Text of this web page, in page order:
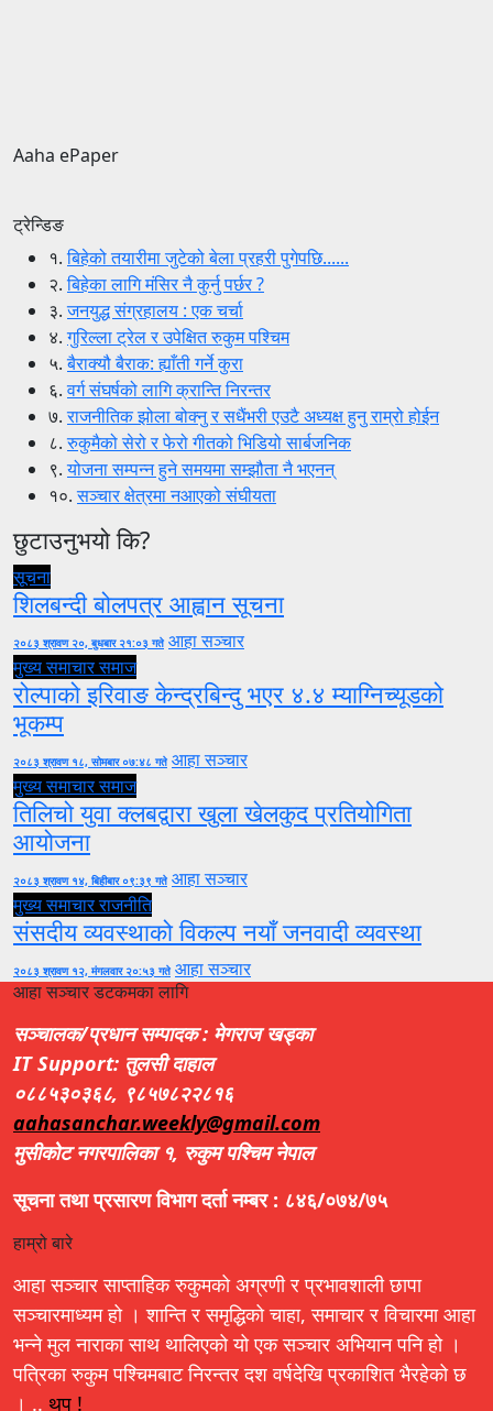
Aaha ePaper
ट्रेन्डिङ
१.बिहेको तयारीमा जुटेको बेला प्रहरी पुगेपछि......
२.बिहेका लागि मंसिर नै कुर्नु पर्छर ?
३.जनयुद्ध संग्रहालय : एक चर्चा
४.गुरिल्ला ट्रेल र उपेक्षित रुकुम पश्चिम
५.बैराक्यौ बैराक: ह्याँती गर्ने कुरा
६.वर्ग संघर्षको लागि क्रान्ति निरन्तर
७.राजनीतिक झोला बोक्नु र सधैंभरी एउटै अध्यक्ष हुनु राम्रो होईन
८.रुकुमैको सेरो र फेरो गीतको भिडियो सार्बजनिक
९.योजना सम्पन्न हुने समयमा सम्झौता नै भएनन्
१०.सञ्चार क्षेत्रमा नआएको संघीयता
छुटाउनुभयो कि?
सूचना
शिलबन्दी बोलपत्र आह्वान सूचना
२०८३ श्रावण २०, बुधबार २१:०३ गते आहा सञ्चार
मुख्य समाचारसमाज
रोल्पाको इरिवाङ केन्द्रबिन्दु भएर ४.४ म्याग्निच्यूडको
भूकम्प
२०८३ श्रावण १८, सोमबार ०७:४८ गते आहा सञ्चार
मुख्य समाचारसमाज
तिलिचो युवा क्लबद्वारा खुला खेलकुद प्रतियोगिता
आयोजना
२०८३ श्रावण १४, बिहीबार ०९:३९ गते आहा सञ्चार
मुख्य समाचारराजनीति
संसदीय व्यवस्थाको विकल्प नयाँ जनवादी व्यवस्था
२०८३ श्रावण १२, मंगलवार २०:५३ गते आहा सञ्चार
आहा सञ्चार डटकमका लागि
सञ्चालक/प्रधान सम्पादक : मेगराज खड्का
IT Support: तुलसी दाहाल
०८८५३०३६८, ९८५७८२२८१६
aahasanchar.weekly@gmail.com
मुसीकोट नगरपालिका १, रुकुम पश्चिम नेपाल
सूचना तथा प्रसारण विभाग दर्ता नम्बर : ८४६/०७४/७५
हाम्रो बारे
आहा सञ्चार साप्ताहिक रुकुमको अग्रणी र प्रभावशाली छापा
सञ्चारमाध्यम हो । शान्ति र समृद्धिको चाहा, समाचार र विचारमा आहा
भन्ने मुल नाराका साथ थालिएको यो एक सञ्चार अभियान पनि हो ।
पत्रिका रुकुम पश्चिमबाट निरन्तर दश वर्षदेखि प्रकाशित भैरहेको छ
। .. थप !